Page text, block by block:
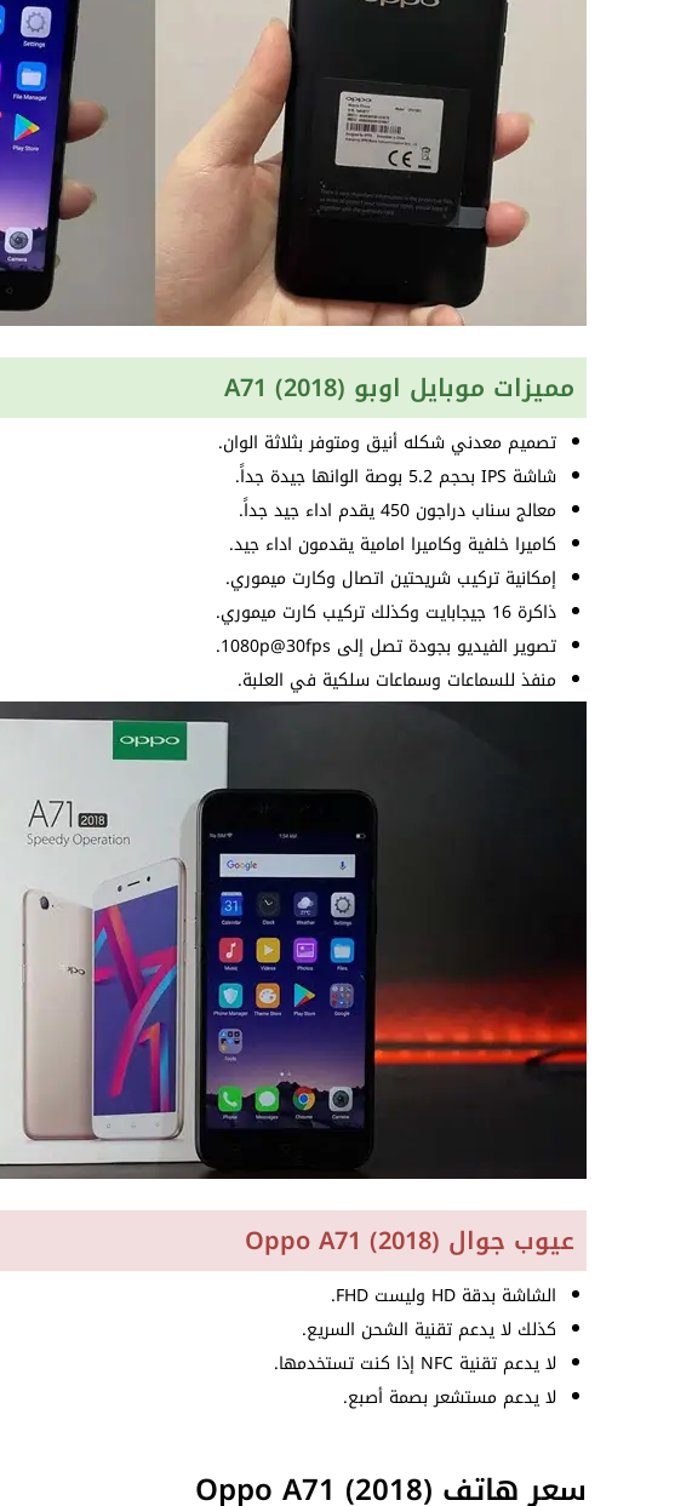
مميزات موبايل اوبو A71 (2018)
تصميم معدني شكله أنيق ومتوفر بثلاثة الوان.
شاشة IPS بحجم 5.2 بوصة الوانها جيدة جداً.
معالج سناب دراجون 450 يقدم اداء جيد جداً.
كاميرا خلفية وكاميرا امامية يقدمون اداء جيد.
إمكانية تركيب شريحتين اتصال وكارت ميموري.
ذاكرة 16 جيجابايت وكذلك تركيب كارت ميموري.
تصوير الفيديو بجودة تصل إلى 1080p@30fps.
منفذ للسماعات وسماعات سلكية في العلبة.
عيوب جوال Oppo A71 (2018)
الشاشة بدقة HD وليست FHD.
كذلك لا يدعم تقنية الشحن السريع.
لا يدعم تقنية NFC إذا كنت تستخدمها.
لا يدعم مستشعر بصمة أصبع.
سعر هاتف Oppo A71 (2018)